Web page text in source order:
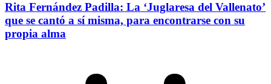
Rita Fernández Padilla: La ‘Juglaresa del Vallenato’
que se cantó a sí misma, para encontrarse con su
propia alma